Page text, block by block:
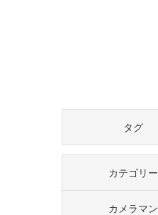
タグ
カテゴリー
カメラマン